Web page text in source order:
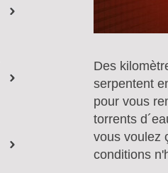
Des
serpentent
pour vous
torrents
vous voulez
conditions